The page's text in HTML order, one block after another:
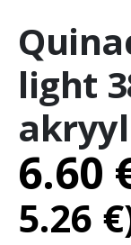
light
6.60
5.26 €